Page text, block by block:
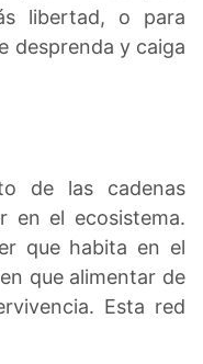
libertad, o para
desprenda y caiga
de las cadenas
en el ecosistema.
que habita en el
que alimentar de
Esta red